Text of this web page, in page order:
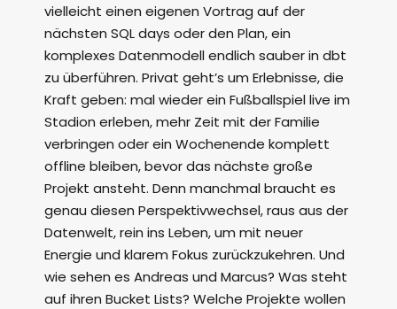
vielleicht einen eigenen Vortrag auf der
nächsten SQL days oder den Plan, ein
komplexes Datenmodell endlich sauber in dbt
zu überführen. Privat geht’s um Erlebnisse, die
Kraft geben: mal wieder ein Fußballspiel live im
Stadion erleben, mehr Zeit mit der Familie
verbringen oder ein Wochenende komplett
offline bleiben, bevor das nächste große
Projekt ansteht. Denn manchmal braucht es
genau diesen Perspektivwechsel, raus aus der
Datenwelt, rein ins Leben, um mit neuer
Energie und klarem Fokus zurückzukehren. Und
wie sehen es Andreas und Marcus? Was steht
auf ihren Bucket Lists? Welche Projekte wollen